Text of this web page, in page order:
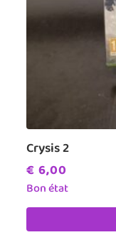
Crysis 2
€ 6,00
Bon état